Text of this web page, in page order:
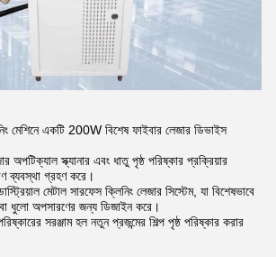
একটি 200W বিশেষ ফাইবার লেজার ডিভাইস
অপটিক্যাল স্ক্যানার এবং ধাতু পৃষ্ঠ পরিষ্কার প্রক্রিয়ার
ব্যবস্থা গ্রহণ করে।
মেটাল সারফেস ক্লিনিং লেজার সিস্টেম, যা বিশেষভাবে
ধুলো অপসারণের জন্য ডিজাইন করে।
সরঞ্জাম হল নতুন প্রজন্মের শিল্প পৃষ্ঠ পরিষ্কার করার